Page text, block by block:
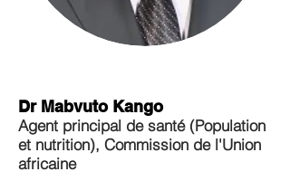
Dr Mabvuto Kango
Agent principal de santé (Population
et nutrition), Commission de l'Union
africaine